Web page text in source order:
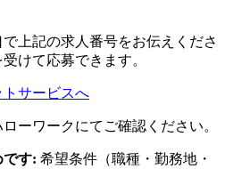
上記の求人番号をお伝えくださ
けて応募できます。
サービスへ
ーワークにてご確認ください。
です: 希望条件（職種・勤務地・